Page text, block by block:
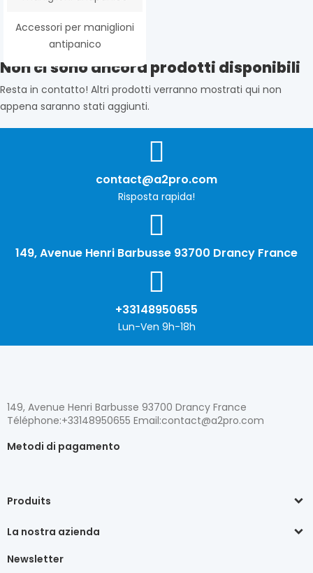
Accessori per maniglioni
antipanico
Non ci sono ancora prodotti disponibili
Resta in contatto! Altri prodotti verranno mostrati qui non
appena saranno stati aggiunti.
contact@a2pro.com
Risposta rapida!
149, Avenue Henri Barbusse 93700 Drancy France
+33148950655
Lun-Ven 9h-18h
149, Avenue Henri Barbusse 93700 Drancy France
Téléphone:+33148950655 Email:contact@a2pro.com
Metodi di pagamento
Produits
La nostra azienda
Newsletter